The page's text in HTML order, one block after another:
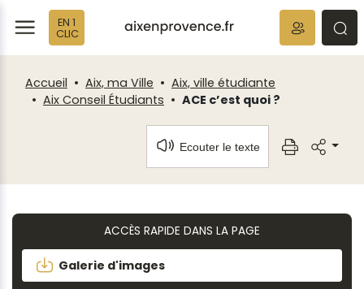
EN 1
CLIC
Accueil Aix, ma Ville
Aix, ville étudiante
Aix Conseil Étudiants
ACE c’est quoi ?
Ecouter le texte
ACCÈS RAPIDE DANS LA PAGE
Galerie d'images
Fenêtre
de
chat
Panneau de gestion des cookies